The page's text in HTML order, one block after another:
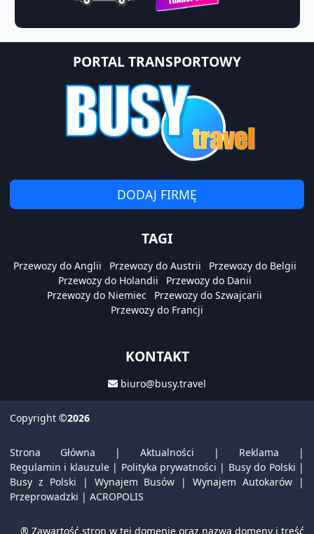
PORTAL TRANSPORTOWY
DODAJ FIRMĘ
TAGI
Przewozy do Anglii Przewozy do Austrii
Przewozy do Belgii
Przewozy do Holandii
Przewozy do Danii
Przewozy do Niemiec
Przewozy do Szwajcarii
Przewozy do Francji
KONTAKT
biuro@busy.travel
Copyright ©2026
Strona Główna | Aktualności | Reklama |
Regulamin i klauzule| Polityka prywatności | Busy do Polski |
Busy z Polski | Wynajem Busów |Wynajem Autokarów |
Przeprowadzki | ACROPOLIS
® Zawartość stron w tej domenie oraz nazwa domeny i treść